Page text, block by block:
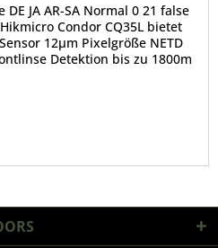
JA AR-SA Normal 0 21 false
Condor CQ35L bietet
12μm Pixelgröße NETD
Detektion bis zu 1800m